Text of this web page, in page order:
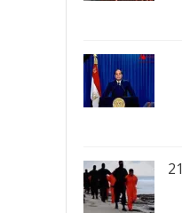
داعش ليبيا تعلن اعدام 21